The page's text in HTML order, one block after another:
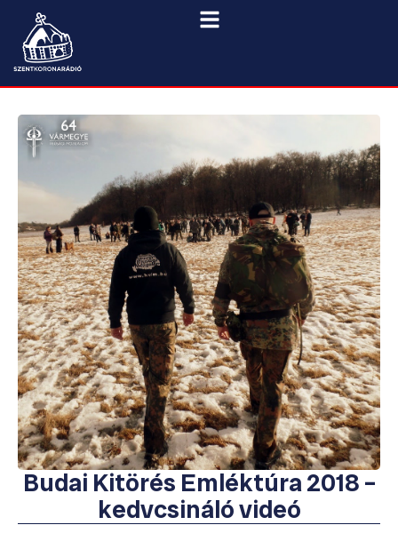
Budai Kitörés Emléktúra 2018 –
kedvcsináló videó